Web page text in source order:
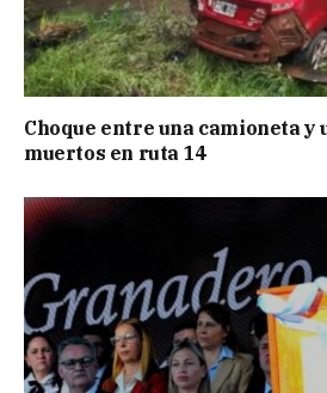
Choque entre una camioneta y
muertos en ruta 14